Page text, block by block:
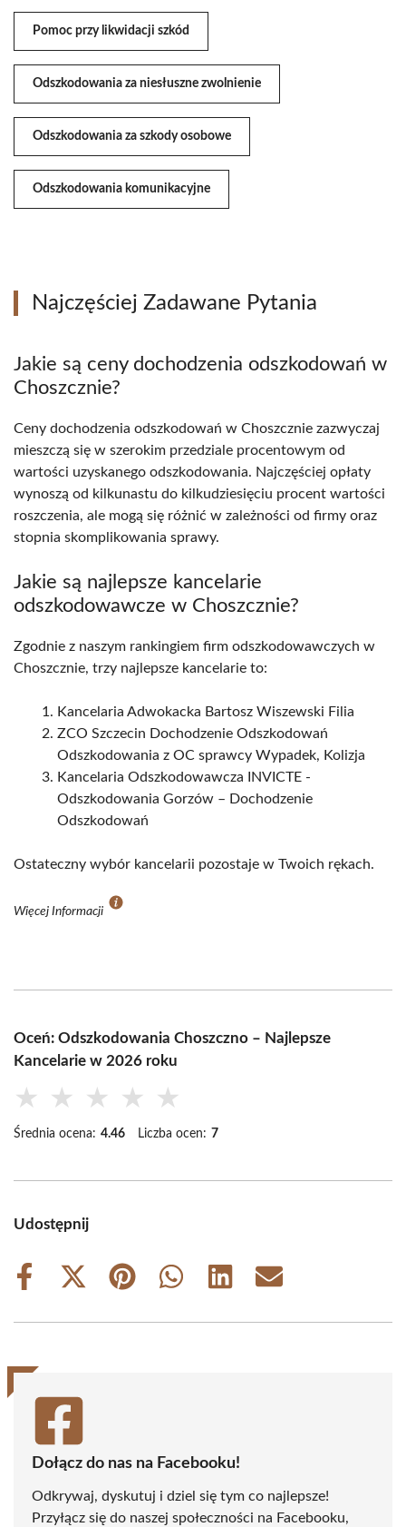
Pomoc przy likwidacji szkód
Odszkodowania za niesłuszne zwolnienie
Odszkodowania za szkody osobowe
Odszkodowania komunikacyjne
Najczęściej Zadawane Pytania
Jakie są ceny dochodzenia odszkodowań w
Choszcznie?
Ceny dochodzenia odszkodowań w Choszcznie zazwyczaj
mieszczą się w szerokim przedziale procentowym od
wartości uzyskanego odszkodowania. Najczęściej opłaty
wynoszą od kilkunastu do kilkudziesięciu procent wartości
roszczenia, ale mogą się różnić w zależności od firmy oraz
stopnia skomplikowania sprawy.
Jakie są najlepsze kancelarie
odszkodowawcze w Choszcznie?
Zgodnie z naszym rankingiem firm odszkodowawczych w
Choszcznie, trzy najlepsze kancelarie to:
Kancelaria Adwokacka Bartosz Wiszewski Filia
ZCO Szczecin Dochodzenie Odszkodowań
Odszkodowania z OC sprawcy Wypadek, Kolizja
Kancelaria Odszkodowawcza INVICTE -
Odszkodowania Gorzów – Dochodzenie
Odszkodowań
Ostateczny wybór kancelarii pozostaje w Twoich rękach.
Więcej Informacji
Oceń: Odszkodowania Choszczno – Najlepsze
Kancelarie w 2026 roku
★ ★ ★ ★ ★
Średnia ocena: 4.46 Liczba ocen: 7
Udostępnij
Share
Share
(Twitter)
Share
Share
Share
Share
Dołącz do nas na Facebooku!
Odkrywaj, dyskutuj i dziel się tym co najlepsze!
Przyłącz się do naszej społeczności na Facebooku,